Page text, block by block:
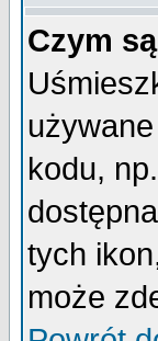
Czym
kodu,
tych
może